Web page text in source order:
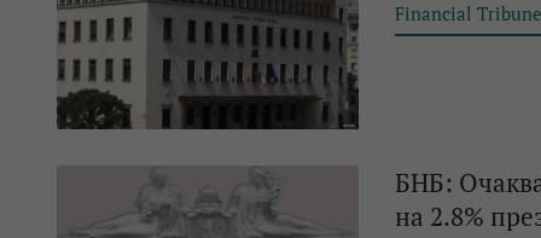
Financial Tribune
БНБ:
на 2.8%